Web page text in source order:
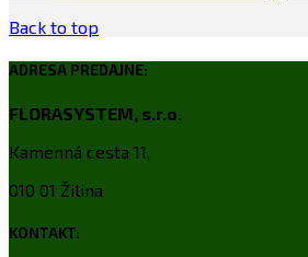
Back to top
ADRESA PREDAJNE:
FLORASYSTEM, s.r.o.
Kamenná cesta 11,
010 01 Žilina
KONTAKT: